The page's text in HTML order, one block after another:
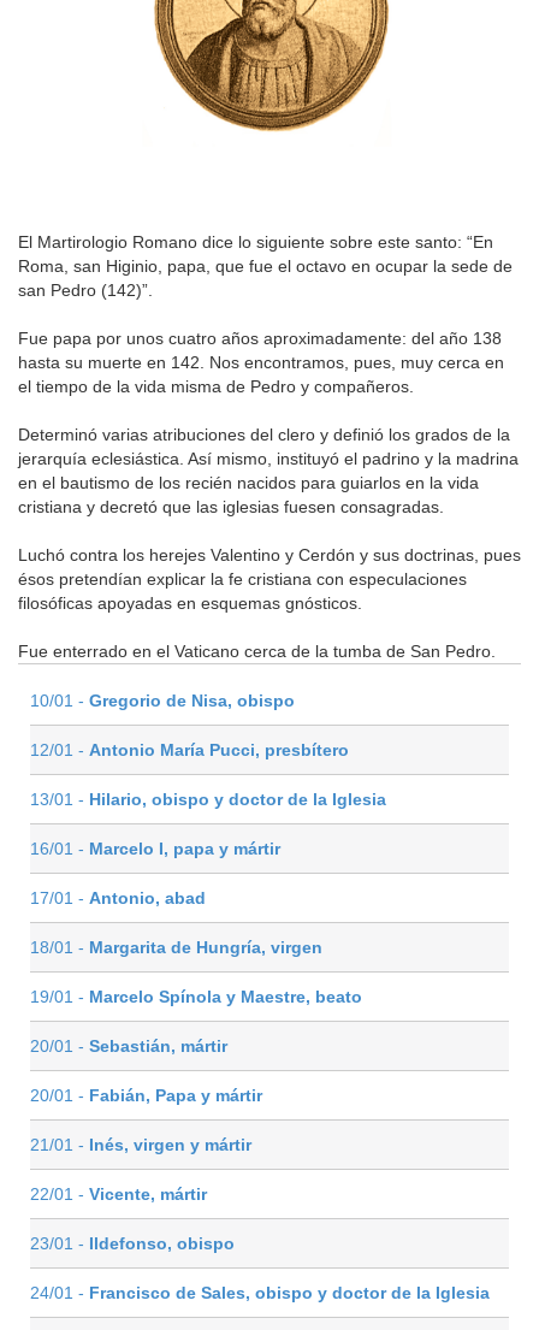
El Martirologio Romano dice lo siguiente sobre este santo: “En
Roma, san Higinio, papa, que fue el octavo en ocupar la sede de
san Pedro (142)”.
Fue papa por unos cuatro años aproximadamente: del año 138
hasta su muerte en 142. Nos encontramos, pues, muy cerca en
el tiempo de la vida misma de Pedro y compañeros.
Determinó varias atribuciones del clero y definió los grados de la
jerarquía eclesiástica. Así mismo, instituyó el padrino y la madrina
en el bautismo de los recién nacidos para guiarlos en la vida
cristiana y decretó que las iglesias fuesen consagradas.
Luchó contra los herejes Valentino y Cerdón y sus doctrinas, pues
ésos pretendían explicar la fe cristiana con especulaciones
filosóficas apoyadas en esquemas gnósticos.
Fue enterrado en el Vaticano cerca de la tumba de San Pedro.
10/01 - Gregorio de Nisa, obispo
12/01 - Antonio María Pucci, presbítero
13/01 - Hilario, obispo y doctor de la Iglesia
16/01 - Marcelo I, papa y mártir
17/01 - Antonio, abad
18/01 - Margarita de Hungría, virgen
19/01 - Marcelo Spínola y Maestre, beato
20/01 - Sebastián, mártir
20/01 - Fabián, Papa y mártir
21/01 - Inés, virgen y mártir
22/01 - Vicente, mártir
23/01 - Ildefonso, obispo
24/01 - Francisco de Sales, obispo y doctor de la Iglesia